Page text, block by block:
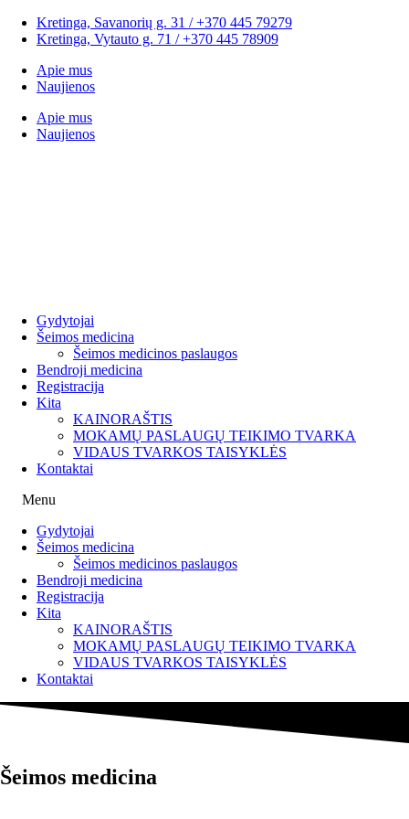
Kretinga, Savanorių g. 31 / +370 445 79279
Kretinga, Vytauto g. 71 / +370 445 78909
Apie mus
Naujienos
Apie mus
Naujienos
Gydytojai
Šeimos medicina
Šeimos medicinos paslaugos
Bendroji medicina
Registracija
Kita
KAINORAŠTIS
MOKAMŲ PASLAUGŲ TEIKIMO TVARKA
VIDAUS TVARKOS TAISYKLĖS
Kontaktai
Menu
Gydytojai
Šeimos medicina
Šeimos medicinos paslaugos
Bendroji medicina
Registracija
Kita
KAINORAŠTIS
MOKAMŲ PASLAUGŲ TEIKIMO TVARKA
VIDAUS TVARKOS TAISYKLĖS
Kontaktai
Šeimos medicina